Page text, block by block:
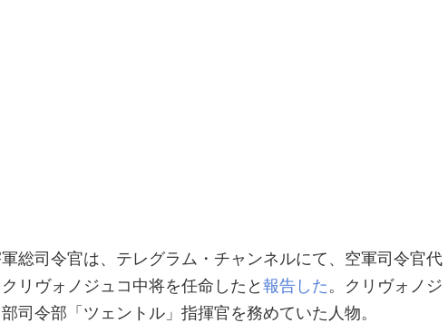
総司令官は、テレグラム・チャンネルにて、空軍司令官代
リヴォノジュコ中将を任命したと 報告した 。クリヴォノジ
司令部「ツェントル」指揮官を務めていた人物。